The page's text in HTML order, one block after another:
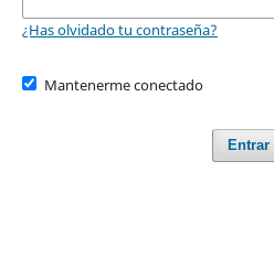
¿Has olvidado tu contraseña?
Mantenerme conectado
Entrar